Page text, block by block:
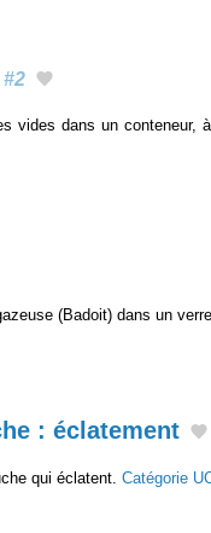
#2
vides dans un
(Badoit) dans un
: éclatement
qui éclatent. Catégorie